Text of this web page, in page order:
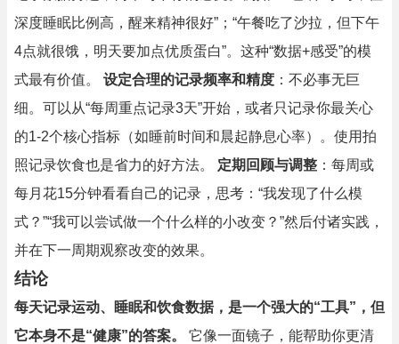
深度睡眠比例高，醒来精神很好”；“午餐吃了沙拉，但下午
4点就很饿，明天要加点优质蛋白”。这种“数据+感受”的模
式最有价值。 设定合理的记录频率和精度 ：不必事无巨
细。可以从“每周重点记录3天”开始，或者只记录你最关心
的1-2个核心指标（如睡前时间和晨起静息心率）。使用拍
照记录饮食也是省力的好方法。 定期回顾与调整 ：每周或
每月花15分钟看看自己的记录，思考：“我发现了什么模
式？”“我可以尝试做一个什么样的小改变？”然后付诸实践，
并在下一周期观察改变的效果。
结论
每天记录运动、睡眠和饮食数据，是一个强大的“工具”，但
它本身不是“健康”的答案。
它像一面镜子，能帮助你更清